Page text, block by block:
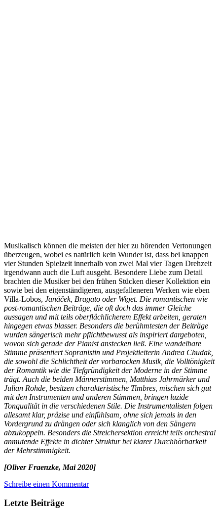
Musikalisch können die meisten der hier zu hörenden Vertonungen
überzeugen, wobei es natürlich kein Wunder ist, dass bei knappen
vier Stunden Spielzeit innerhalb von zwei Mal vier Tagen Drehzeit
irgendwann auch die Luft ausgeht. Besondere Liebe zum Detail
brachten die Musiker bei den frühen Stücken dieser Kollektion ein
sowie bei den eigenständigeren, ausgefalleneren Werken wie eben
Villa-Lobos, Janáček, Bragato oder Wiget. Die romantischen wie
post-romantischen Beiträge, die oft doch das immer Gleiche
aussagen und mit teils oberflächlicherem Effekt arbeiten, geraten
hingegen etwas blasser. Besonders die berühmtesten der Beiträge
wurden sängerisch mehr pflichtbewusst als inspiriert dargeboten,
wovon sich gerade der Pianist anstecken ließ. Eine wandelbare
Stimme präsentiert Sopranistin und Projektleiterin Andrea Chudak,
die sowohl die Schlichtheit der vorbarocken Musik, die Volltönigkeit
der Romantik wie die Tiefgründigkeit der Moderne in der Stimme
trägt. Auch die beiden Männerstimmen, Matthias Jahrmärker und
Julian Rohde, besitzen charakteristische Timbres, mischen sich gut
mit den Instrumenten und anderen Stimmen, bringen luzide
Tonqualität in die verschiedenen Stile. Die Instrumentalisten folgen
allesamt klar, präzise und einfühlsam, ohne sich jemals in den
Vordergrund zu drängen oder sich klanglich von den Sängern
abzukoppeln. Besonders die Streichersektion erreicht teils orchestral
anmutende Effekte in dichter Struktur bei klarer Durchhörbarkeit
der Mehrstimmigkeit.
[Oliver Fraenzke, Mai 2020]
Schreibe einen Kommentar
Letzte Beiträge